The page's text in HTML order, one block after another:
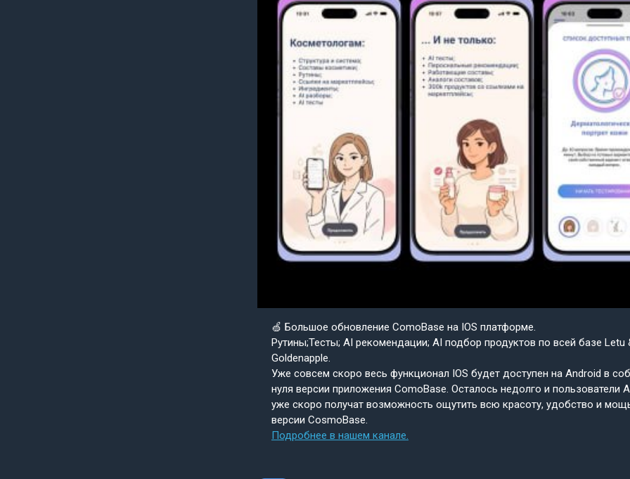
🍏 Большое обновление ComoBase на IOS платформе.
Рутины;Тесты; AI рекомендации; AI подбор продуктов по всей базе Letu
Goldenapple.
Уже совсем скоро весь функционал IOS будет доступен на Android в
нуля версии приложения ComoBase. Осталось недолго и пользователи
уже скоро получат возможность ощутить всю красоту, удобство и
версии CosmoBase.
Подробнее в нашем канале.